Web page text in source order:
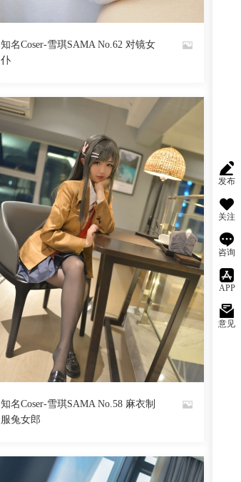
发布
关注
咨询
APP
意见
882
By
981 阅读 0 回复
知名Coser-雪琪SAMA No.62 对镜女
仆
By
知名Coser-雪琪SAMA No.58 麻衣制
服兔女郎